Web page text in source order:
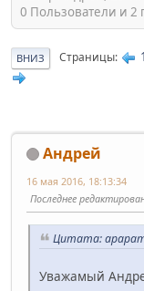
0 Пользователи и 2
ВНИЗ Страницы 1
Андрей
16 мая 2016, 18:13:34
Последнее
Цитата:
Уважамый